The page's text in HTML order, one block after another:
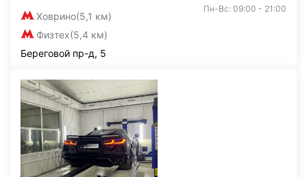
Ховрино(5,1 км)
Физтех(5,4 км)
Пн-Вс: 09:00 - 21:00
Береговой пр-д, 5